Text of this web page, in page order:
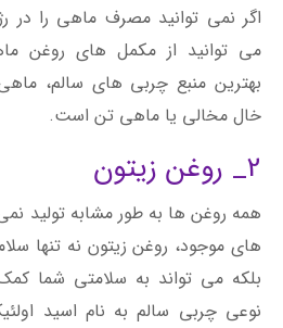
اگر نمی توانید مصرف ماهی را در
می توانید از مکمل های روغن
بهترین منبع چربی های سالم،
خال مخالی یا ماهی تن است.
2_ روغن زیتون
همه روغن ها به طور مشابه تولید
های موجود، روغن زیتون نه تنها
بلکه می تواند به سلامتی شما
نوعی چربی سالم به نام اسید